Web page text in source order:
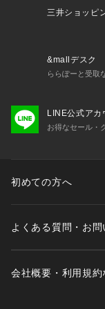
三井ショッピ
&mallデスク
ららぽーと受取
LINE公式アカ
お得なセール・
初めての方へ
よくある質問・お問
会社概要・利用規約